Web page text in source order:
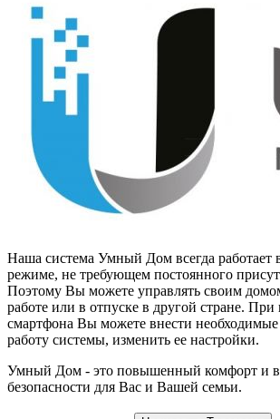
Наша система Умный Дом всегда работает
режиме, не требующем постоянного
Поэтому Вы можете управлять своим
работе или в отпуске в другой стране.
смартфона Вы можете внести необходимые
работу системы, изменить ее настройки.
Умный Дом - это повышенный комфорт и
безопасности для Вас и Вашей семьи.